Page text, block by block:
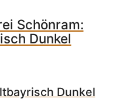
Schönram:
Dunkel
Dunkel